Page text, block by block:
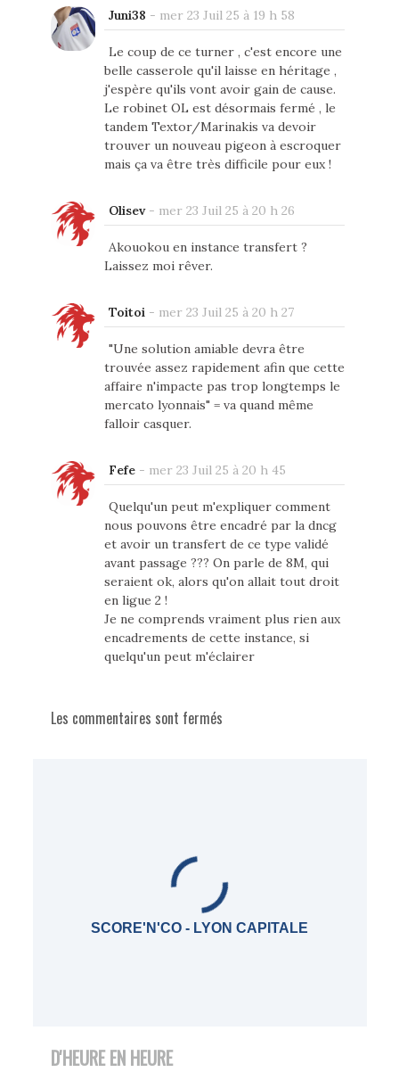
Juni38 - mer 23 Juil 25 à 19 h 58
Le coup de ce turner , c'est encore une
belle casserole qu'il laisse en héritage ,
j'espère qu'ils vont avoir gain de cause.
Le robinet OL est désormais fermé , le
tandem Textor/Marinakis va devoir
trouver un nouveau pigeon à escroquer
mais ça va être très difficile pour eux !
Olisev- mer 23 Juil 25 à 20 h 26
Akouokou en instance transfert ?
Laissez moi rêver.
Toitoi - mer 23 Juil 25 à 20 h 27
"Une solution amiable devra être
trouvée assez rapidement afin que cette
affaire n'impacte pas trop longtemps le
mercato lyonnais" = va quand même
falloir casquer.
Fefe- mer 23 Juil 25 à 20 h 45
Quelqu'un peut m'expliquer comment
nous pouvons être encadré par la dncg
et avoir un transfert de ce type validé
avant passage ??? On parle de 8M, qui
seraient ok, alors qu'on allait tout droit
en ligue 2 !
Je ne comprends vraiment plus rien aux
encadrements de cette instance, si
quelqu'un peut m'éclairer
Les commentaires sont fermés
SCORE'N'CO - LYON CAPITALE
D'HEURE EN HEURE